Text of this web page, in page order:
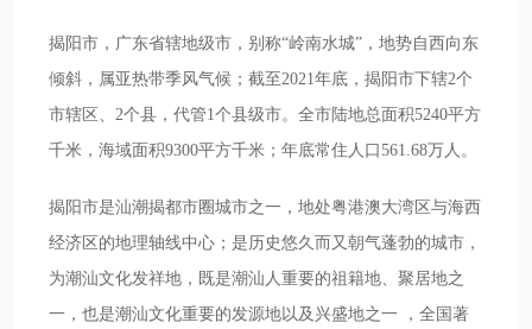
揭阳市，广东省辖地级市，别称“岭南水城”，地势自西向东
倾斜，属亚热带季风气候；截至2021年底，揭阳市下辖2个
市辖区、2个县，代管1个县级市。全市陆地总面积5240平方
千米，海域面积9300平方千米；年底常住人口561.68万人。
揭阳市是汕潮揭都市圈城市之一，地处粤港澳大湾区与海西
经济区的地理轴线中心；是历史悠久而又朝气蓬勃的城市，
为潮汕文化发祥地，既是潮汕人重要的祖籍地、聚居地之
一，也是潮汕文化重要的发源地以及兴盛地之一 ，全国著